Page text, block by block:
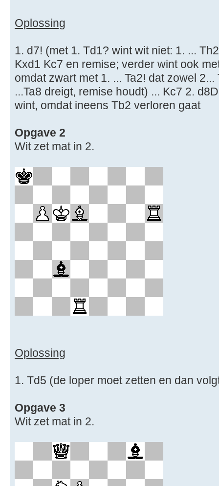
Oplossing
1. d7! (met 1. Td1? wint wit niet: 1. ...
Kxd1 Kc7 en remise; verder wint ook
omdat zwart met 1. ... Ta2! dat zowel
...Ta8 dreigt, remise houdt) ... Kc7 2.
wint, omdat ineens Tb2 verloren gaat
Opgave 2
Wit zet mat in 2.
Oplossing
1. Td5 (de loper moet zetten en dan
Opgave 3
Wit zet mat in 2.